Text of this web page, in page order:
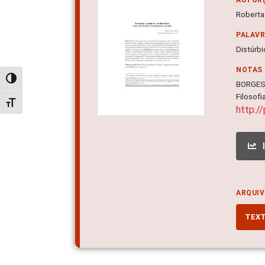
Alternar alto contraste
Alternar tamanho da fonte
NOTAS
http://